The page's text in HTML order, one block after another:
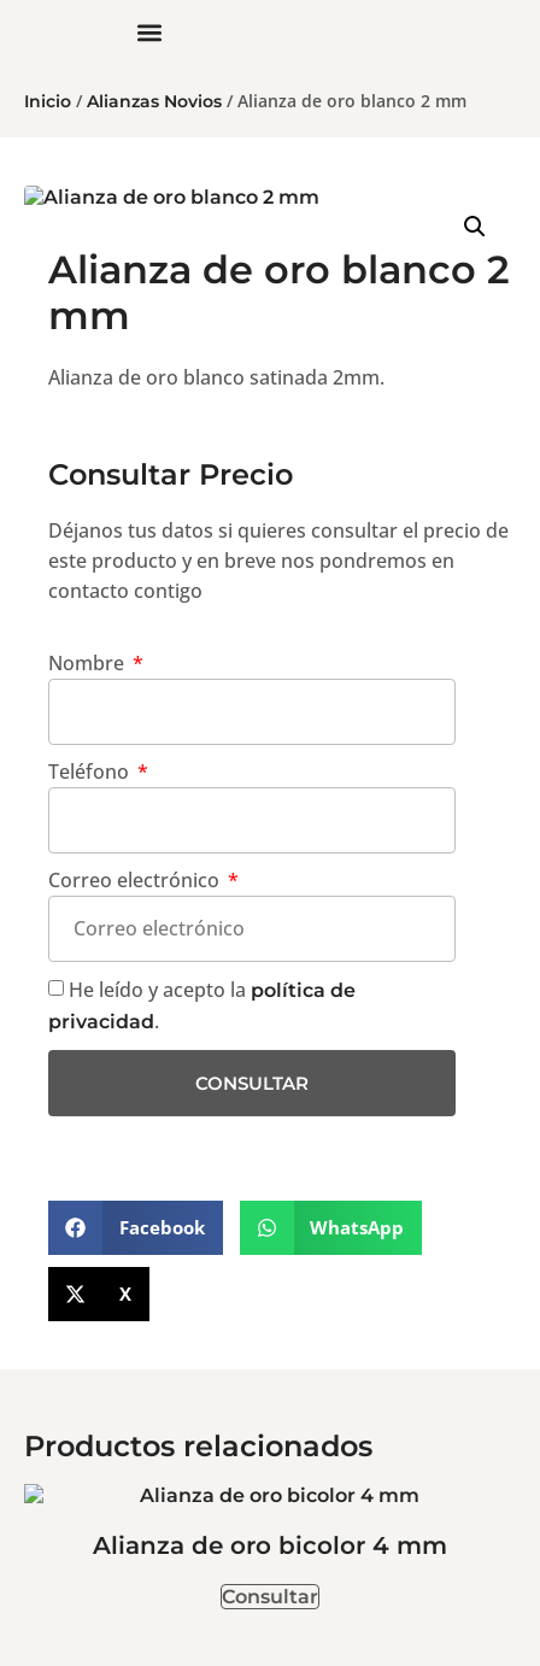
Inicio /Alianzas Novios / Alianza de oro blanco 2 mm
Alianza de oro blanco 2
mm
Alianza de oro blanco satinada 2mm.
Consultar Precio
Déjanos tus datos si quieres consultar el precio de
este producto y en breve nos pondremos en
contacto contigo
Nombre
Teléfono
Correo electrónico
He leído y acepto la política de
privacidad.
CONSULTAR
Facebook WhatsApp
X
Productos relacionados
Alianza de oro bicolor 4 mm
Consultar